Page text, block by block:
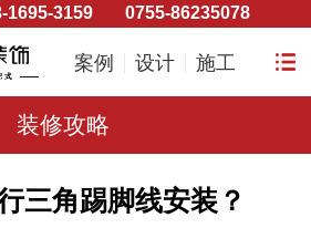
1695-3159 0755-86235078
案例 设计 施工
装修攻略
三角踢脚线安装？